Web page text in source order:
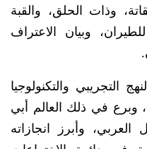
وذات الحلق، والقبة
وبيان الاعتراف
التجريبي والتكنولوجيا
وبرع في ذلك العالم أبي
وأبرز انجازاته